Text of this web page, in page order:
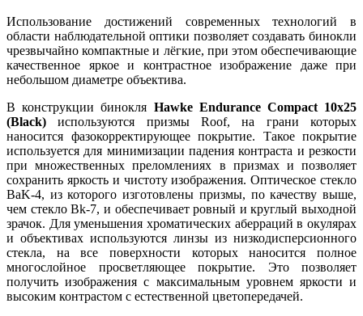
Использование достижений современных технологий в
области наблюдательной оптики позволяет создавать бинокли
чрезвычайно компактные и лёгкие, при этом обеспечивающие
качественное яркое и контрастное изображение даже при
небольшом диаметре объектива.
В конструкции бинокля Hawke Endurance Сompact 10x25
(Black) используются призмы Roof, на грани которых
наносится фазокорректирующее покрытие. Такое покрытие
используется для минимизации падения контраста и резкости
при множественных преломлениях в призмах и позволяет
сохранить яркость и чистоту изображения. Оптическое стекло
BaK-4, из которого изготовлены призмы, по качеству выше,
чем стекло Bk-7, и обеспечивает ровный и круглый выходной
зрачок. Для уменьшения хроматических аберраций в окулярах
и объективах используются линзы из низкодисперсионного
стекла, на все поверхности которых наносится полное
многослойное просветляющее покрытие. Это позволяет
получить изображения с максимальным уровнем яркости и
высоким контрастом с естественной цветопередачей.